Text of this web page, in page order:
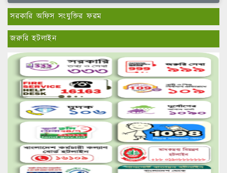
সরকারি অফিস সংযুক্তির ফরম
জরুরি হটলাইন